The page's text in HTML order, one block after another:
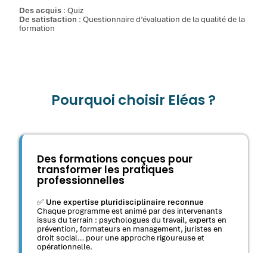
Des acquis : Quiz
De satisfaction : Questionnaire d’évaluation de la qualité de la
formation
Pourquoi choisir Eléas ?
Des formations conçues pour
transformer les pratiques
professionnelles
✅ Une expertise pluridisciplinaire reconnue
Chaque programme est animé par des intervenants
issus du terrain : psychologues du travail, experts en
prévention, formateurs en management, juristes en
droit social… pour une approche rigoureuse et
opérationnelle.